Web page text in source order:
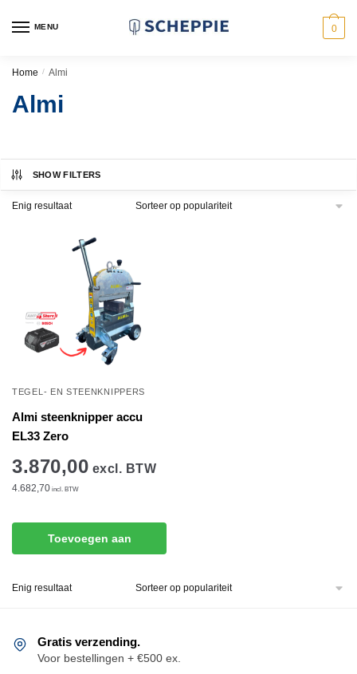
MENU 0
Home / Almi
Almi
SHOW FILTERS
Enig resultaat
TEGEL- EN STEENKNIPPERS
Almi steenknipper accu
EL33 Zero
3.870,00 excl. BTW
4.682,70 incl. BTW
Toevoegen aan
Enig resultaat
Gratis verzending.
Voor bestellingen + €500 ex.